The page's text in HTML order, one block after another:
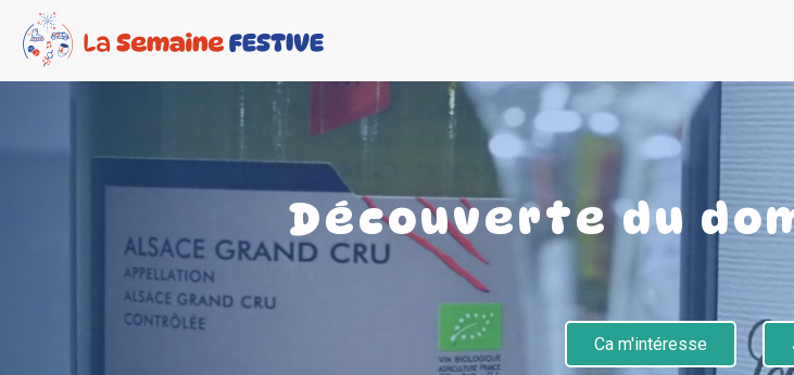
Découverte du
Ca m'intéresse